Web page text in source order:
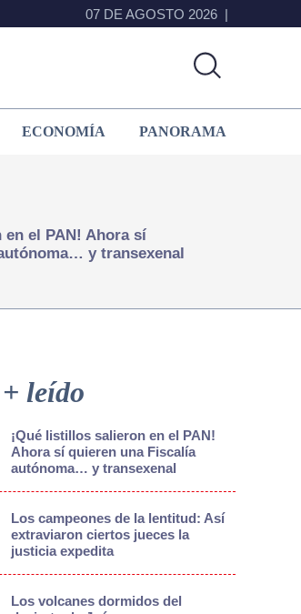
07 DE AGOSTO 2026
ECONOMÍA PANORAMA
el PAN! Ahora sí
y transexenal
leído
¡Qué listillos salieron en el PAN!
Ahora sí quieren una Fiscalía
autónoma… y transexenal
Los campeones de la lentitud: Así
extraviaron ciertos jueces la
justicia expedita
Los volcanes dormidos del